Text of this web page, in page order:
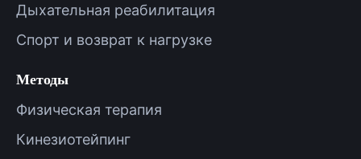
Дыхательная реабилитация
Спорт и возврат к нагрузке
Методы
Физическая терапия
Кинезиотейпинг